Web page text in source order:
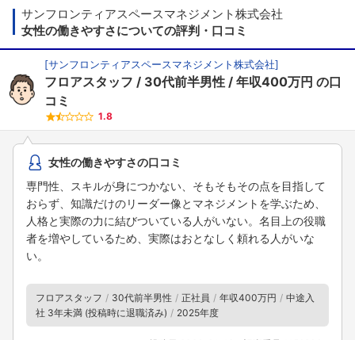
サンフロンティアスペースマネジメント株式会社
女性の働きやすさについての評判・口コミ
[サンフロンティアスペースマネジメント株式会社]
フロアスタッフ 30代前半男性 年収400万円 の口
コミ
1.8
女性の働きやすさの口コミ
専門性、スキルが身につかない、そもそもその点を目指して
おらず、知識だけのリーダー像とマネジメントを学ぶため、
人格と実際の力に結びついている人がいない。名目上の役職
者を増やしているため、実際はおとなしく頼れる人がいな
い。
フロアスタッフ 30代前半男性 正社員 年収400万円
中途入
社 3年未満 (投稿時に退職済み)
2025年度